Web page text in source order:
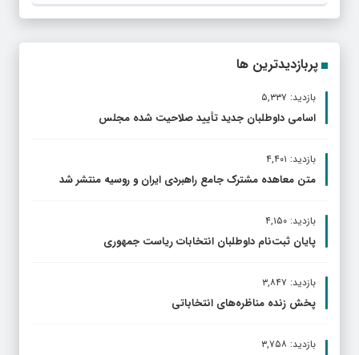
پربازدیدترین ها
بازدید: ۵,۳۳۷
اسامی داوطلبان جدید تأیید صلاحیت شده مجلس
بازدید: ۴,۴۰۱
متن معاهده مشترک جامع راهبردی ایران و روسیه منتشر شد
بازدید: ۴,۱۵۰
پایان ثبت‌نام داوطلبان انتخابات ریاست جمهوری
بازدید: ۳,۸۴۷
پخش زنده مناظره‌های انتخاباتی
بازدید: ۳,۷۵۸